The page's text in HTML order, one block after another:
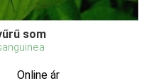
som
Online ár